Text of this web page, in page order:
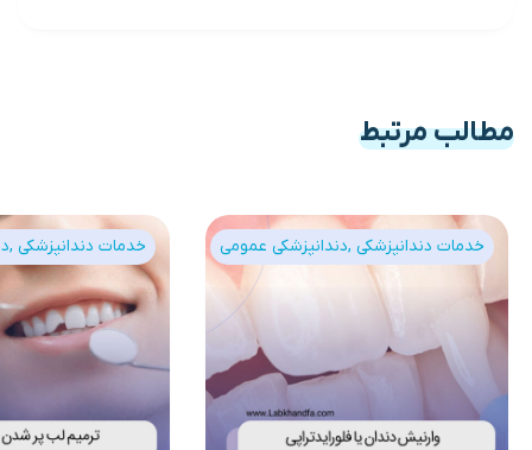
مطالب مرتبط
خدمات دندانپزشکی دندانپزشکی عمومی خدمات دندانپزشکی